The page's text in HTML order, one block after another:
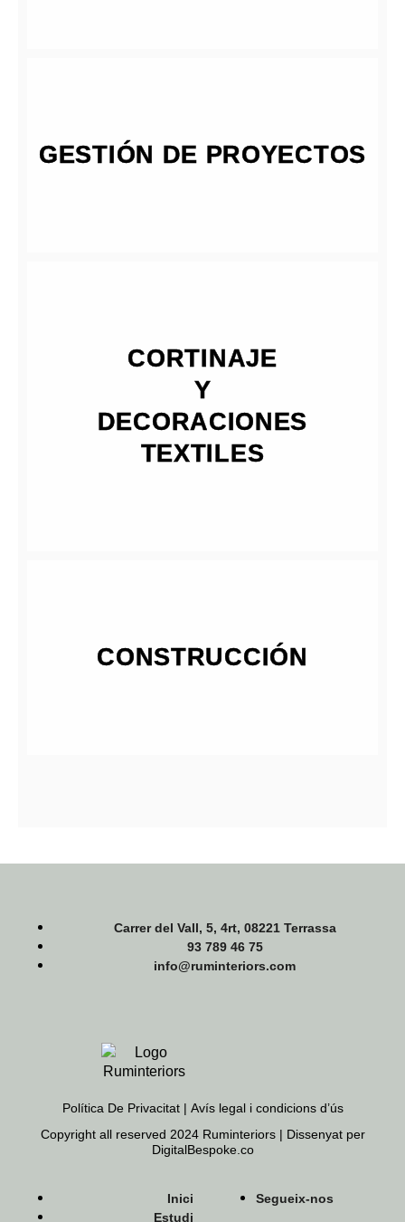
GESTIÓN DE PROYECTOS
CORTINAJE
Y
DECORACIONES
TEXTILES
CONSTRUCCIÓN
Carrer del Vall, 5, 4rt, 08221 Terrassa
93 789 46 75
info@ruminteriors.com
Política De Privacitat |
Avís legal i condicions d’ús
Copyright all reserved 2024 Ruminteriors | Dissenyat per
DigitalBespoke.co
Inici
Estudi
Segueix-nos